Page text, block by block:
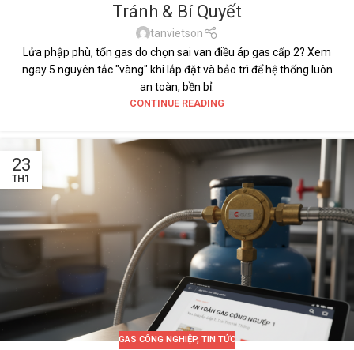
Tránh & Bí Quyết
tanvietson
Lửa phập phù, tốn gas do chọn sai van điều áp gas cấp 2? Xem
ngay 5 nguyên tắc "vàng" khi lắp đặt và bảo trì để hệ thống luôn
an toàn, bền bỉ.
CONTINUE READING
23
TH1
GAS CÔNG NGHIỆP, TIN TỨC